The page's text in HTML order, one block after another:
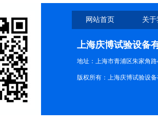
网站首页 关
上海庆博试验设备
地址：上海市青浦区朱家角路
版权所有：上海庆博试验设